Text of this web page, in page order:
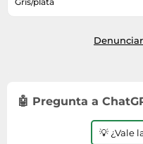
Tiendas de campaña
Perfumes unisex
Productos para baño
Protectores solares
Móviles
Ordenadores
Playmobil
Relojes de pulsera
Zapatillas de
Zapatillas de
🤖 Pregunta a
💡 ¿Vale